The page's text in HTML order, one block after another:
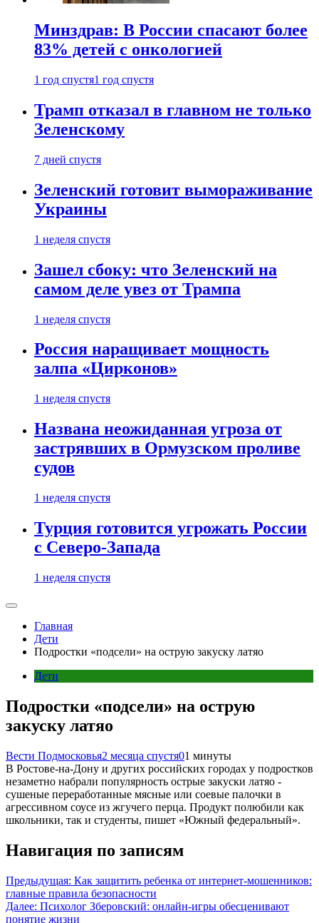
Минздрав: В России спасают более
83% детей с онкологией
1 год спустя1 год спустя
Трамп отказал в главном не только
Зеленскому
7 дней спустя
Зеленский готовит вымораживание
Украины
1 неделя спустя
Зашел сбоку: что Зеленский на
самом деле увез от Трампа
1 неделя спустя
Россия наращивает мощность
залпа «Цирконов»
1 неделя спустя
Названа неожиданная угроза от
застрявших в Ормузском проливе
судов
1 неделя спустя
Турция готовится угрожать России
с Северо-Запада
1 неделя спустя
Главная
Дети
Подростки «подсели» на острую закуску латяо
Дети
Подростки «подсели» на острую
закуску латяо
Вести Подмосковья2 месяца спустя01 минуты
В Ростове-на-Дону и других российских городах у подростков
незаметно набрали популярность острые закуски латяо -
сушеные переработанные мясные или соевые палочки в
агрессивном соусе из жгучего перца. Продукт полюбили как
школьники, так и студенты, пишет «Южный федеральный».
Навигация по записям
Предыдущая: Как защитить ребенка от интернет-мошенников:
главные правила безопасности
Далее: Психолог Зберовский: онлайн-игры обесценивают
понятие жизни